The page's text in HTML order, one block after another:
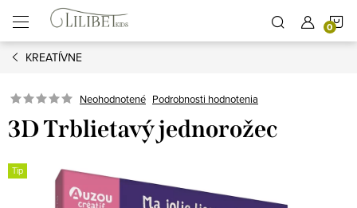
obsah
KREATÍVNE
Neohodnotené Podrobnosti hodnotenia
3D Trblietavý jednorožec
Tip